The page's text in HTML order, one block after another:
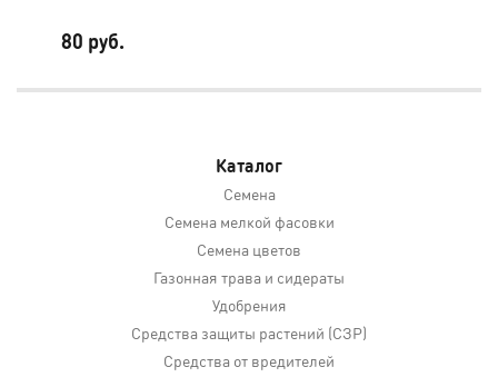
80 руб.
Каталог
Семена
Семена мелкой фасовки
Семена цветов
Газонная трава и сидераты
Удобрения
Средства защиты растений (СЗР)
Средства от вредителей